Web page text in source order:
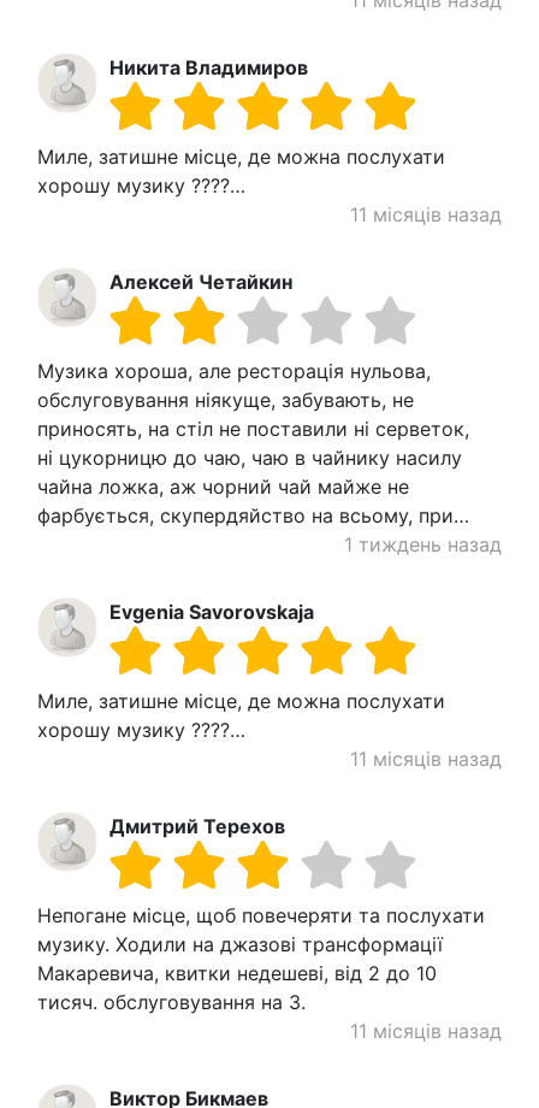
Никита Владимиров
Миле, затишне місце, де можна послухати
хорошу музику ????…
11 місяців назад
Алексей Четайкин
Музика хороша, але ресторація нульова,
обслуговування ніякуще, забувають, не
приносять, на стіл не поставили ні серветок,
ні цукорницю до чаю, чаю в чайнику насилу
чайна ложка, аж чорний чай майже не
фарбується, скупердяйство на всьому, при…
1 тиждень назад
Evgenia Savorovskaja
Миле, затишне місце, де можна послухати
хорошу музику ????…
11 місяців назад
Дмитрий Терехов
Непогане місце, щоб повечеряти та послухати
музику. Ходили на джазові трансформації
Макаревича, квитки недешеві, від 2 до 10
тисяч. обслуговування на 3.
11 місяців назад
Виктор Бикмаев